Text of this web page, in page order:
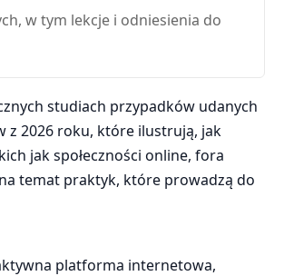
w tym lekcje i odniesienia do
studiach przypadków udanych
z 2026 roku, które ilustrują, jak
jak społeczności online, fora
temat praktyk, które prowadzą do
platforma internetowa,